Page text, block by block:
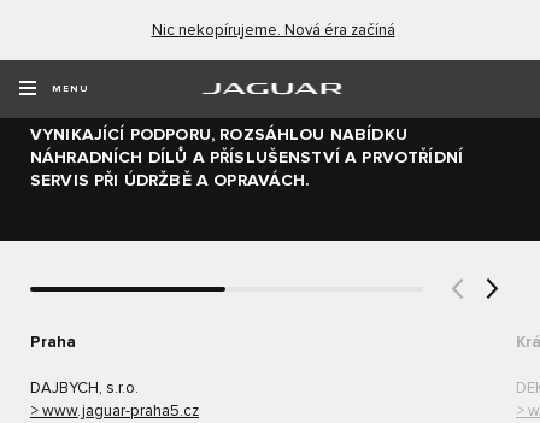
Nic nekopírujeme. Nová éra začíná
MENU
PRODEJCI
VYNIKAJÍCÍ PODPORU, ROZSÁHLOU NABÍDKU
NÁHRADNÍCH DÍLŮ A PŘÍSLUŠENSTVÍ A PRVOTŘÍDNÍ
SERVIS PŘI ÚDRŽBĚ A OPRAVÁCH.
Praha
DAJBYCH, s.r.o.
> www.jaguar-praha5.cz
>